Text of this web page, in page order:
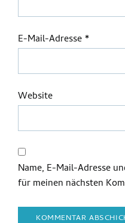
E-Mail-Adresse*
Website
Name, E-Mail-Adresse
für meinen nächsten